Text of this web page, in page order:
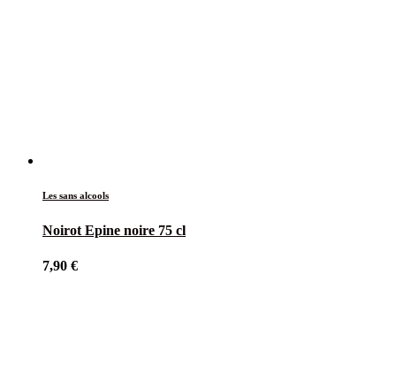
Les sans alcools
Noirot Epine noire 75 cl
7,90 €